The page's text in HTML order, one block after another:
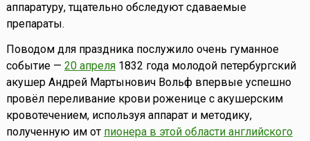
аппаратуру, тщательно обследуют сдаваемые
препараты.
Поводом для праздника послужило очень гуманное
событие — 20 апреля1832 года молодой петербургский
акушер Андрей Мартынович Вольф впервые успешно
провёл переливание крови роженице с акушерским
кровотечением, используя аппарат и методику,
полученную им от пионера в этой области английского